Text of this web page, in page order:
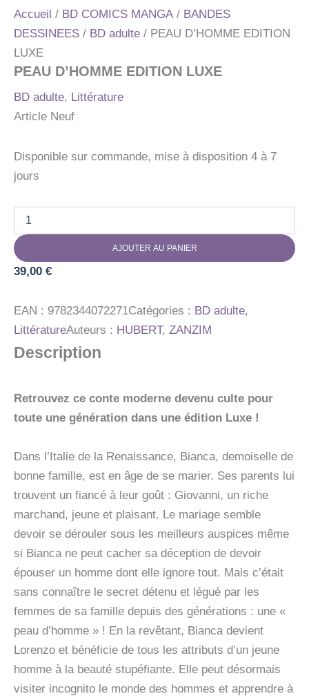
Accueil / BD COMICS MANGA / BANDES
DESSINEES / BD adulte / PEAU D’HOMME EDITION
LUXE
PEAU D’HOMME EDITION LUXE
BD adulte, Littérature
Article Neuf
Disponible sur commande, mise à disposition 4 à 7
jours
PEAU
D'HOMME
EDITION
AJOUTER AU PANIER
39,00 €
EAN : 9782344072271Catégories : BD adulte,
LittératureAuteurs : HUBERT, ZANZIM
Description
Retrouvez ce conte moderne devenu culte pour
toute une génération dans une édition Luxe !
Dans l’Italie de la Renaissance, Bianca, demoiselle de
bonne famille, est en âge de se marier. Ses parents lui
trouvent un fiancé à leur goût : Giovanni, un riche
marchand, jeune et plaisant. Le mariage semble
devoir se dérouler sous les meilleurs auspices même
si Bianca ne peut cacher sa déception de devoir
épouser un homme dont elle ignore tout. Mais c’était
sans connaître le secret détenu et légué par les
femmes de sa famille depuis des générations : une «
peau d’homme » ! En la revêtant, Bianca devient
Lorenzo et bénéficie de tous les attributs d’un jeune
homme à la beauté stupéfiante. Elle peut désormais
visiter incognito le monde des hommes et apprendre à